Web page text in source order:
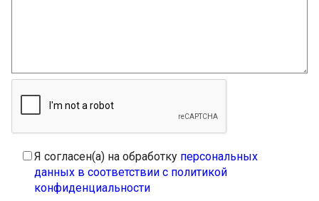
Я согласен(а) на обработку персональных
данных в соответствии с политикой
конфиденциальности